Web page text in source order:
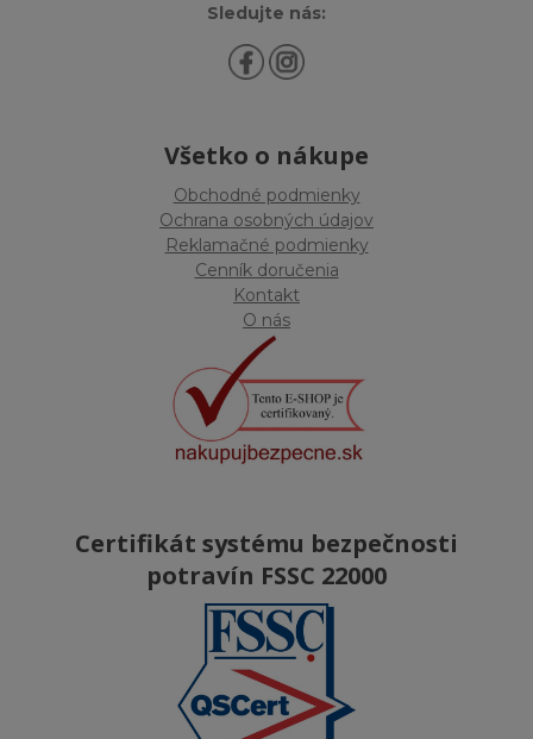
Sledujte nás:
Všetko o nákupe
Obchodné podmienky
Ochrana osobných údajov
Reklamačné podmienky
Cenník doručenia
Kontakt
O nás
Certifikát systému bezpečnosti
potravín FSSC 22000